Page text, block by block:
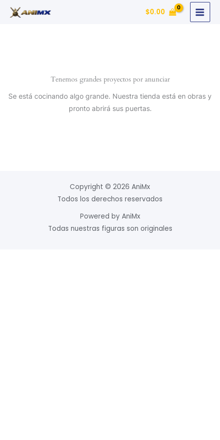
$0.00
Tenemos grandes proyectos por anunciar
Se está cocinando algo grande. Nuestra tienda está en obras y
pronto abrirá sus puertas.
Copyright © 2026 AniMx
Todos los derechos reservados
Powered by AniMx
Todas nuestras figuras son originales